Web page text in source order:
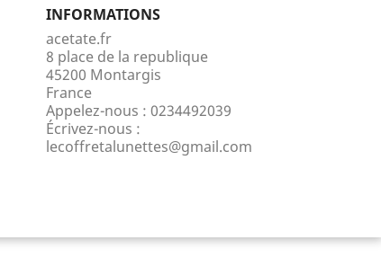
INFORMATIONS
acetate.fr
8 place de la republique
45200 Montargis
France
Appelez-nous : 0234492039
Écrivez-nous :
lecoffretalunettes@gmail.com